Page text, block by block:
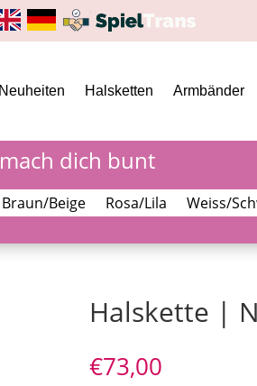
Neuheiten Halsketten Armbänder
dich bunt
Braun/Beige Rosa/Lila Weiss/
Halskette |
€73,00